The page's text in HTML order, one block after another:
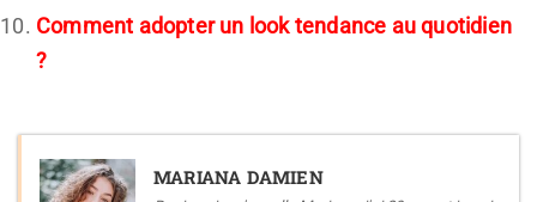
Comment adopter un look tendance au quotidien
?
MARIANA DAMIEN